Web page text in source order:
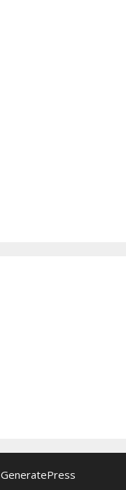
GeneratePress